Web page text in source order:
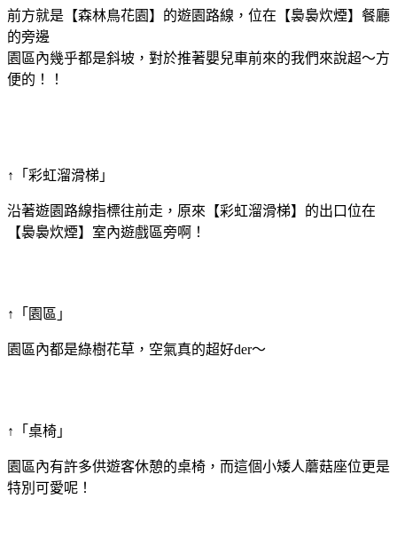
前方就是【森林鳥花園】的遊園路線，位在【裊裊炊煙】餐廳
的旁邊
園區內幾乎都是斜坡，對於推著嬰兒車前來的我們來說超～方
便的！！
↑「彩虹溜滑梯」
沿著遊園路線指標往前走，原來【彩虹溜滑梯】的出口位在
【裊裊炊煙】室內遊戲區旁啊！
↑「園區」
園區內都是綠樹花草，空氣真的超好der～
↑「桌椅」
園區內有許多供遊客休憩的桌椅，而這個小矮人蘑菇座位更是
特別可愛呢！